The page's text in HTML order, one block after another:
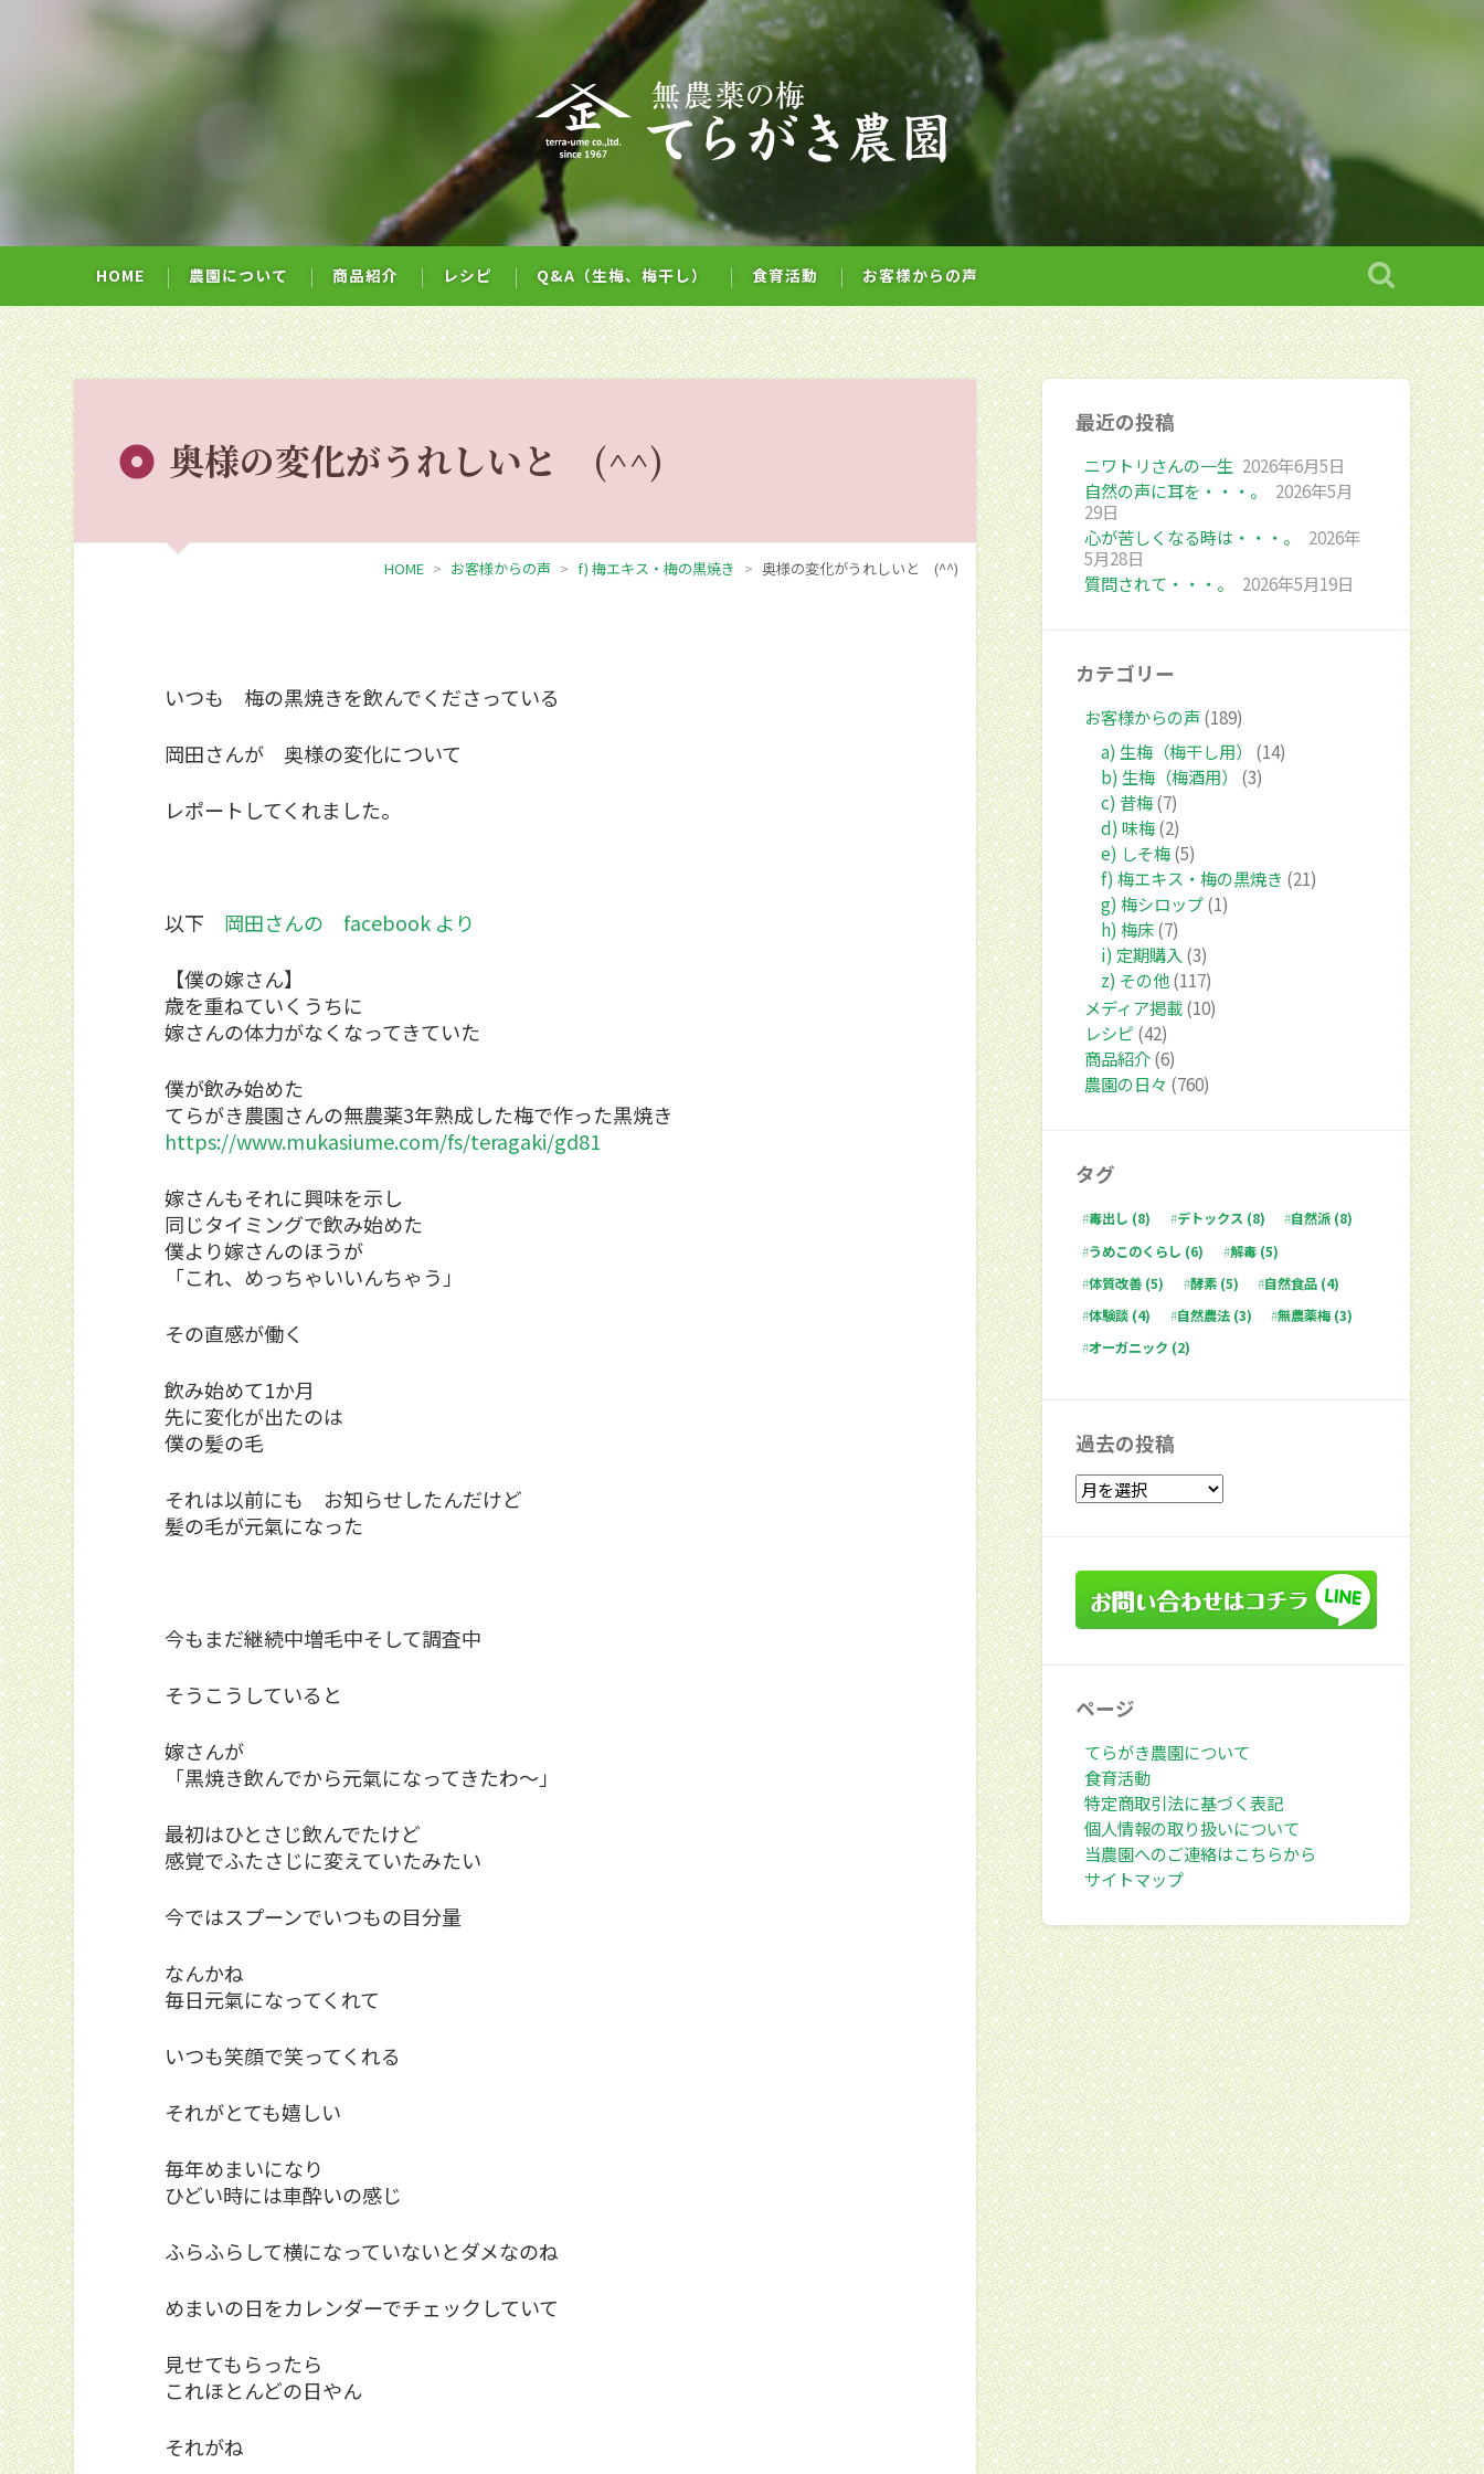
HOME 農園について 商品紹介 レシピ Q&A（生梅、梅干し） 食育活動 お客様からの声
奥様の変化がうれしいと (^^)
HOME お客様からの声 f) 梅エキス・梅の黒焼き 奥様の変化がうれしいと (^^)
いつも 梅の黒焼きを飲んでくださっている
岡田さんが 奥様の変化について
レポートしてくれました。
以下 岡田さんの facebook より
【僕の嫁さん】
歳を重ねていくうちに
嫁さんの体力がなくなってきていた
僕が飲み始めた
てらがき農園さんの無農薬3年熟成した梅で作った黒焼き
https://www.mukasiume.com/fs/teragaki/gd81
嫁さんもそれに興味を示し
同じタイミングで飲み始めた
僕より嫁さんのほうが
「これ、めっちゃいいんちゃう」
その直感が働く
飲み始めて1か月
先に変化が出たのは
僕の髪の毛
それは以前にも お知らせしたんだけど
髪の毛が元氣になった
今もまだ継続中増毛中そして調査中
そうこうしていると
嫁さんが
「黒焼き飲んでから元氣になってきたわ〜」
最初はひとさじ飲んでたけど
感覚でふたさじに変えていたみたい
今ではスプーンでいつもの目分量
なんかね
毎日元氣になってくれて
いつも笑顔で笑ってくれる
それがとても嬉しい
毎年めまいになり
ひどい時には車酔いの感じ
ふらふらして横になっていないとダメなのね
めまいの日をカレンダーでチェックしていて
見せてもらったら
これほとんどの日やん
それがね
最近の投稿
ニワトリさんの一生 2026年6月5日
自然の声に耳を・・・。
2026年5月
29日
心が苦しくなる時は・・・。
2026年
5月28日
質問されて・・・。
2026年5月19日
カテゴリー
お客様からの声(189)
a) 生梅（梅干し用）
(14)
b) 生梅（梅酒用）
(3)
c) 昔梅(7)
d) 味梅(2)
e) しそ梅(5)
f) 梅エキス・梅の黒焼き (21)
g) 梅シロップ(1)
h) 梅床(7)
i) 定期購入 (3)
z) その他(117)
メディア掲載(10)
レシピ (42)
商品紹介(6)
農園の日々 (760)
タグ
毒出し (8) デトックス (8) 自然派(8)
うめこのくらし (6) 解毒(5)
体質改善 (5) 酵素(5) 自然食品(4)
体験談 (4) 自然農法(3) 無農薬梅(3)
オーガニック (2)
過去の投稿
過
去
ページ
てらがき農園について
食育活動
特定商取引法に基づく表記
個人情報の取り扱いについて
当農園へのご連絡はこちらから
サイトマップ